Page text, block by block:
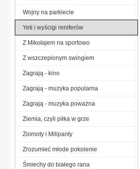
Wojny na parkiecie
Yeti i wyścigi reniferów
Z Mikołajem na sportowo
Z wszczepionym swingiem
Zagrają - kino
Zagrają - muzyka popularna
Zagrają - muzyka poważna
Ziemia, czyli piłka w grze
Ziomoty i Milipanty
Zrozumieć młode pokolenie
Śmiechy do białego rana